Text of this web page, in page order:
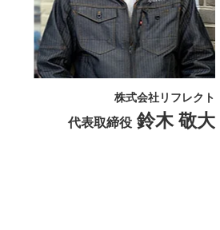
株式会社リフレクト
代表取締役 鈴木 敬大